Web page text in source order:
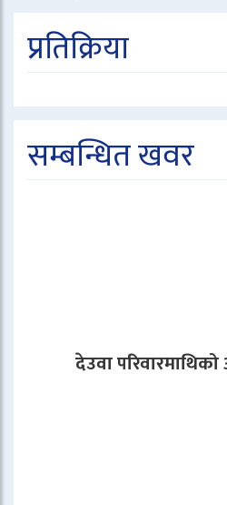
प्रतिक्रिया
सम्बन्धित खवर
देउवा